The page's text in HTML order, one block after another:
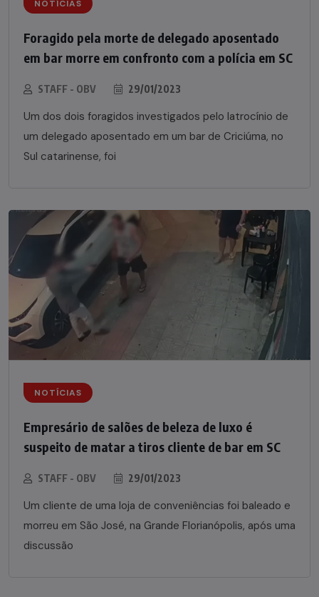
NOTÍCIAS
Foragido pela morte de delegado aposentado
em bar morre em confronto com a polícia em SC
STAFF - OBV 29/01/2023
Um dos dois foragidos investigados pelo latrocínio de
um delegado aposentado em um bar de Criciúma, no
Sul catarinense, foi
NOTÍCIAS
Empresário de salões de beleza de luxo é
suspeito de matar a tiros cliente de bar em SC
STAFF - OBV 29/01/2023
Um cliente de uma loja de conveniências foi baleado e
morreu em São José, na Grande Florianópolis, após uma
discussão